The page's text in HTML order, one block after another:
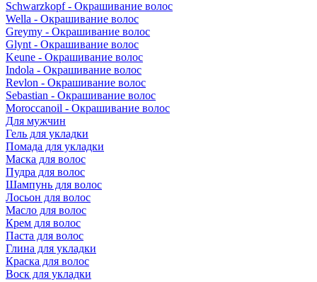
Schwarzkopf - Окрашивание волос
Wella - Окрашивание волос
Greymy - Окрашивание волос
Glynt - Окрашивание волос
Keune - Окрашивание волос
Indola - Окрашивание волос
Revlon - Окрашивание волос
Sebastian - Окрашивание волос
Moroccanoil - Окрашивание волос
Для мужчин
Гель для укладки
Помада для укладки
Маска для волос
Пудра для волос
Шампунь для волос
Лосьон для волос
Масло для волос
Крем для волос
Паста для волос
Глина для укладки
Краска для волос
Воск для укладки